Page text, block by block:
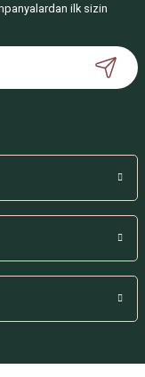
ilk sizin